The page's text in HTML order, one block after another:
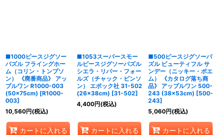
■1000ピースジグソー
パズル フライングホー
ム（コリン・トンプソ
ン） 《廃番商品》 アッ
プルワン R1000-003
(50×75cm) [R1000-
003]
10,560円(税込)
カートに入れる
■1053スーパースモー
ルピースジグソーパズル
シエラ・リバー・フォー
ルズ（チャック・ピンソ
ン） エポック社 31-502
(26×38cm) [31-502]
4,400円(税込)
カートに入れる
■500ピースジグソーパ
ズル ビューティフル サ
ンデー（ニッキー・ボエ
ム） 《カタログ落ち商
品》 アップルワン 500-
243 (38×53cm) [500-
243]
5,060円(税込)
カートに入れる